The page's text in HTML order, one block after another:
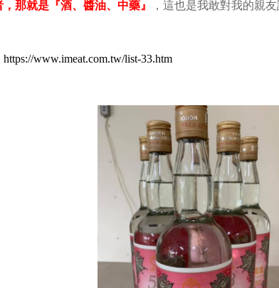
，那就是『酒、醬油、中藥』
，這也是我敢對我的親
https://www.imeat.com.tw/list-33.htm